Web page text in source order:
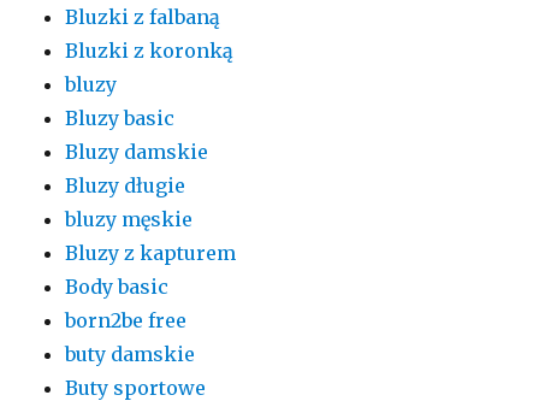
Bluzki z falbaną
Bluzki z koronką
bluzy
Bluzy basic
Bluzy damskie
Bluzy długie
bluzy męskie
Bluzy z kapturem
Body basic
born2be free
buty damskie
Buty sportowe